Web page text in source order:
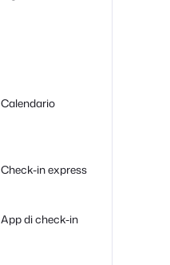
Calendario
Check-in express
App di check-in